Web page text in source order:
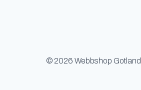
© 2026 Webbshop